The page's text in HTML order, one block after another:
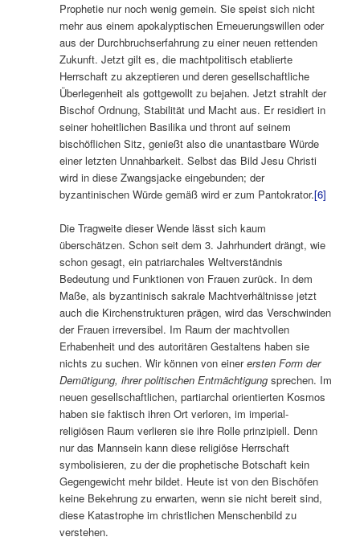
Prophetie nur noch wenig gemein. Sie speist sich nicht
mehr aus einem apokalyptischen Erneuerungswillen oder
aus der Durchbruchserfahrung zu einer neuen rettenden
Zukunft. Jetzt gilt es, die machtpolitisch etablierte
Herrschaft zu akzeptieren und deren gesellschaftliche
Überlegenheit als gottgewollt zu bejahen. Jetzt strahlt der
Bischof Ordnung, Stabilität und Macht aus. Er residiert in
seiner hoheitlichen Basilika und thront auf seinem
bischöflichen Sitz, genießt also die unantastbare Würde
einer letzten Unnahbarkeit. Selbst das Bild Jesu Christi
wird in diese Zwangsjacke eingebunden; der
byzantinischen Würde gemäß wird er zum Pantokrator.[6]
Die Tragweite dieser Wende lässt sich kaum
überschätzen. Schon seit dem 3. Jahrhundert drängt, wie
schon gesagt, ein patriarchales Weltverständnis
Bedeutung und Funktionen von Frauen zurück. In dem
Maße, als byzantinisch sakrale Machtverhältnisse jetzt
auch die Kirchenstrukturen prägen, wird das Verschwinden
der Frauen irreversibel. Im Raum der machtvollen
Erhabenheit und des autoritären Gestaltens haben sie
nichts zu suchen. Wir können von einerersten Form der
Demütigung, ihrer politischen Entmächtigung sprechen. Im
neuen gesellschaftlichen, partiarchal orientierten Kosmos
haben sie faktisch ihren Ort verloren, im imperial-
religiösen Raum verlieren sie ihre Rolle prinzipiell. Denn
nur das Mannsein kann diese religiöse Herrschaft
symbolisieren, zu der die prophetische Botschaft kein
Gegengewicht mehr bildet. Heute ist von den Bischöfen
keine Bekehrung zu erwarten, wenn sie nicht bereit sind,
diese Katastrophe im christlichen Menschenbild zu
verstehen.